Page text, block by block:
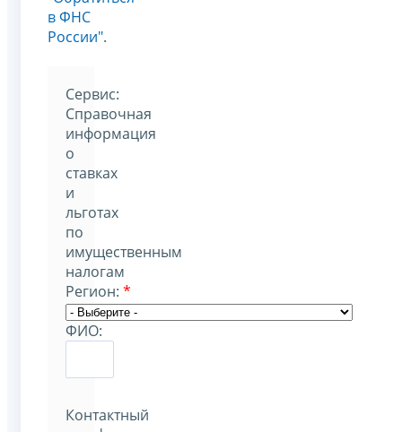
в ФНС
России".
Cервис:
Справочная
информация
о
ставках
и
льготах
по
имущественным
налогам
Регион: *
ФИО:
Контактный